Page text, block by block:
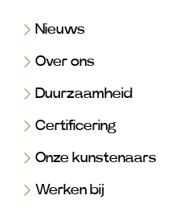
Nieuws
Over ons
Duurzaamheid
Certificering
Onze kunstenaars
Werken bij